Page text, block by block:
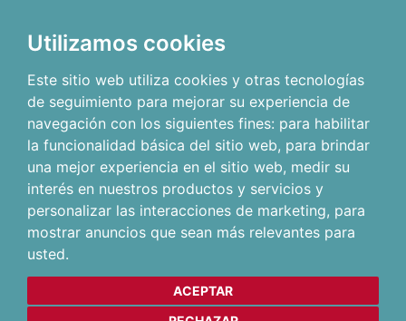
Utilizamos cookies
Este sitio web utiliza cookies y otras tecnologías
de seguimiento para mejorar su experiencia de
navegación con los siguientes fines: para habilitar
la funcionalidad básica del sitio web, para brindar
una mejor experiencia en el sitio web, medir su
interés en nuestros productos y servicios y
personalizar las interacciones de marketing, para
mostrar anuncios que sean más relevantes para
usted.
ACEPTAR